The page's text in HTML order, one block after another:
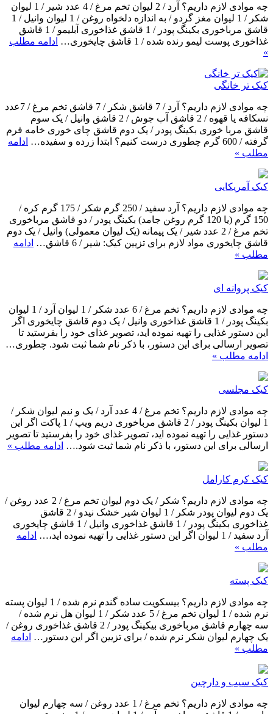
چه موادی لازم داریم؟ آرد / 2 لیوان تخم مرغ / 4 عدد شیر / 1 لیوان
شکر / 1 لیوان مغز گردو / به اندازه دلخواه روغن / 1 لیوان وانیل / 1
قاشق مرباخوری بکینگ پودر / 1 قاشق غذاخوری آبلیمو / 1 قاشق
غذاخوری پوست لیمو رنده شده / 1 قاشق چایخوری…
ادامه مطلب
»
کیک تر خانگی
چه موادی لازم داریم؟ آرد / 7 قاشق شکر / 7 قاشق تخم مرغ / 7عدد
نسکافه یا قهوه / 2 قاشق آب جوش / 2 قاشق وانیل / یک سوم
قاشق مربا خوری بکینگ پودر / یک دوم قاشق چای خوری خامه فرم
گرفته / 600 گرم چطوری درست کنیم؟ ابتدا زرده و سفیده…
ادامه
مطلب »
کیک آمریکایی
چه موادی لازم داریم؟ آرد سفید / 250 گرم شکر / 175 گرم کره /
150 گرم (یا 120 گرم روغن جامد) بکینگ پودر / دو قاشق مرباخوری
تخم مرغ / 2 عدد شیر / یک پیمانه (یک لیوان معمولی) وانیل / یک دوم
قاشق چایخوری مواد لازم برای تزیین کیک: شیر / 6 قاشق…
ادامه
مطلب »
کیک پروانه ای
چه موادی لازم داریم؟ تخم مرغ / 6 عدد شکر / 1 لیوان آرد / 1 لیوان
بکینگ پودر / 1 قاشق غذاخوری وانیل / یک دوم قاشق چایخوری اگر
این دستور غذایی را تهیه نموده اید، تصویر غذای خود را بفرستید تا
تصویر ارسالی برای این دستور، با ذکر نام شما ثبت شود. چطوری…
ادامه مطلب »
کیک مجلسی
چه موادی لازم داریم؟ تخم مرغ / 4 عدد آرد / یک و نیم لیوان شکر /
1 لیوان بکینگ پودر / 2 قاشق مرباخوری دریم ویپ / 1 پاکت اگر این
دستور غذایی را تهیه نموده اید، تصویر غذای خود را بفرستید تا تصویر
ارسالی برای این دستور، با ذکر نام شما ثبت شود.… ادامه مطلب »
کیک کرم کارامل
چه موادی لازم داریم؟ شکر / یک دوم لیوان تخم مرغ / 2 عدد روغن /
یک دوم لیوان پودر شکر / 1 لیوان شیر خشک نیدو / 2 قاشق
غذاخوری بکینگ پودر / 1 قاشق غذاخوری وانیل / 1 قاشق چایخوری
آرد سفید / 1 لیوان اگر این دستور غذایی را تهیه نموده اید،…
ادامه
مطلب »
کیک پسته
چه موادی لازم داریم؟ بیسکویت ساده گندم نرم شده / 1 لیوان پسته
نرم شده / 1 لیوان تخم مرغ / 5 عدد شکر / 1 لیوان هل نرم شده /
سه چهارم قاشق مرباخوری بیکینگ پودر / 2 قاشق غذاخوری روغن /
یک چهارم لیوان شکر نرم شده / برای تزیین اگر این دستور… ادامه
مطلب »
کیک سیب و دارچین
چه موادی لازم داریم؟ تخم مرغ / 1 عدد روغن / سه چهارم لیوان